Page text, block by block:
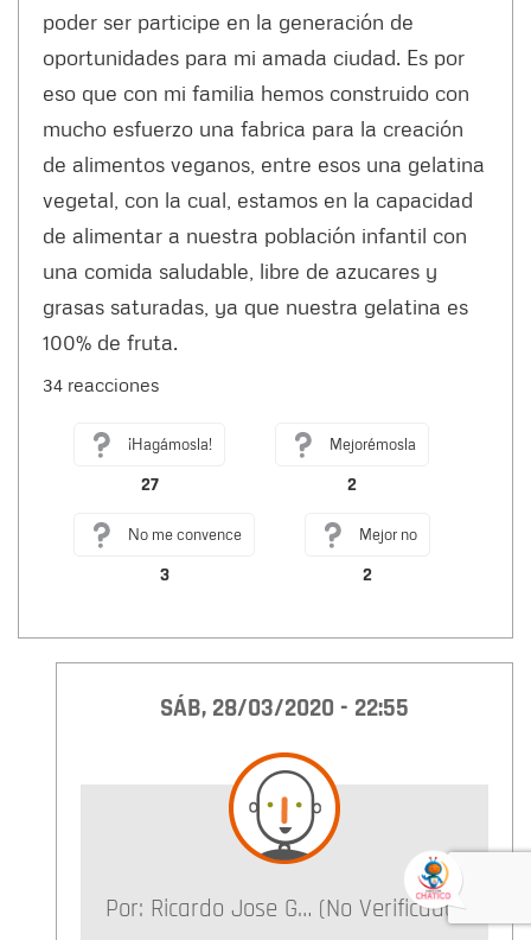
poder ser participe en la generación de
oportunidades para mi amada ciudad. Es por
eso que con mi familia hemos construido con
mucho esfuerzo una fabrica para la creación
de alimentos veganos, entre esos una gelatina
vegetal, con la cual, estamos en la capacidad
de alimentar a nuestra población infantil con
una comida saludable, libre de azucares y
grasas saturadas, ya que nuestra gelatina es
100% de fruta.
34 reacciones
¡Hagámosla!
27
Mejorémosla
2
No me convence
3
Mejor no
2
SÁB, 28/03/2020 - 22:55
Por: Ricardo Jose G… (no Verificado)